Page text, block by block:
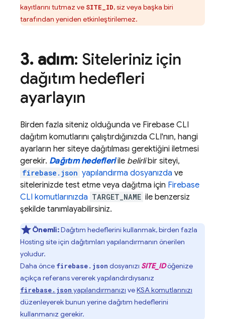
kayıtlarını tutmaz ve SITE_ID, siz veya başka biri
tarafından yeniden etkinleştirilemez.
3. adım: Siteleriniz için
dağıtım hedefleri
ayarlayın
Birden fazla siteniz olduğunda ve Firebase CLI
dağıtım komutlarını çalıştırdığınızda CLI'nın, hangi
ayarların her siteye dağıtılması gerektiğini iletmesi
gerekir. Dağıtım hedefleriile belirlibir siteyi,
firebase.json yapılandırma dosyanızda ve
sitelerinizde test etme veya dağıtma için Firebase
CLI komutlarınızda TARGET_NAME ile benzersiz
şekilde tanımlayabilirsiniz.
Önemli:Dağıtım hedeflerini kullanmak, birden fazla
Hosting site için dağıtımları yapılandırmanın önerilen
yoludur.
Daha önce firebase.json dosyanızı SITE_IDöğenize
açıkça referans vererek yapılandırdıysanız
firebase.json yapılandırmanızı veKSA komutlarınızı
düzenleyerek bunun yerine dağıtım hedeflerini
kullanmanız gerekir.